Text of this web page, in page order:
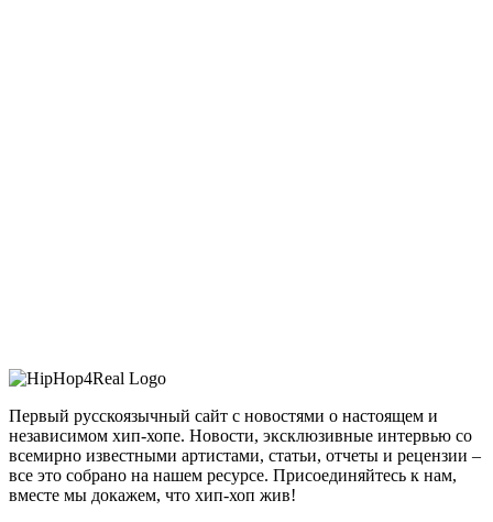
Первый русскоязычный сайт с новостями о настоящем и
независимом хип-хопе. Новости, эксклюзивные интервью со
всемирно известными артистами, статьи, отчеты и рецензии –
все это собрано на нашем ресурсе. Присоединяйтесь к нам,
вместе мы докажем, что хип-хоп жив!